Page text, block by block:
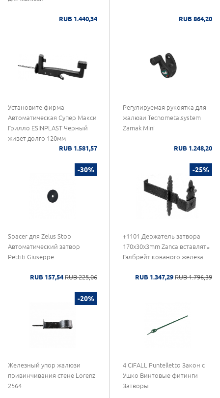
RUB 1.440,34 RUB 864,20
Установите фирма
Автоматическая Супер Макси
Грилло ESINPLAST Черный
живет долго 120мм
RUB 1.581,57
Регулируемая рукоятка для
жалюзи Tecnometalsystem
Zamak Mini
RUB 1.248,20
-30%
Spacer для Zelus Stop
Автоматический затвор
Pettiti Giuseppe
RUB 157,54 RUB 225,06
-25%
+1101 Держатель затвора
170x30x3mm Zanca вставлять
Гэлбрейт кованого железа
RUB 1.347,29 RUB 1.796,39
-20%
Железный упор жалюзи
привинчивания стене Lorenz
2564
4 CiFALL Puntelletto Закон с
Ушко Винтовые фитинги
Затворы